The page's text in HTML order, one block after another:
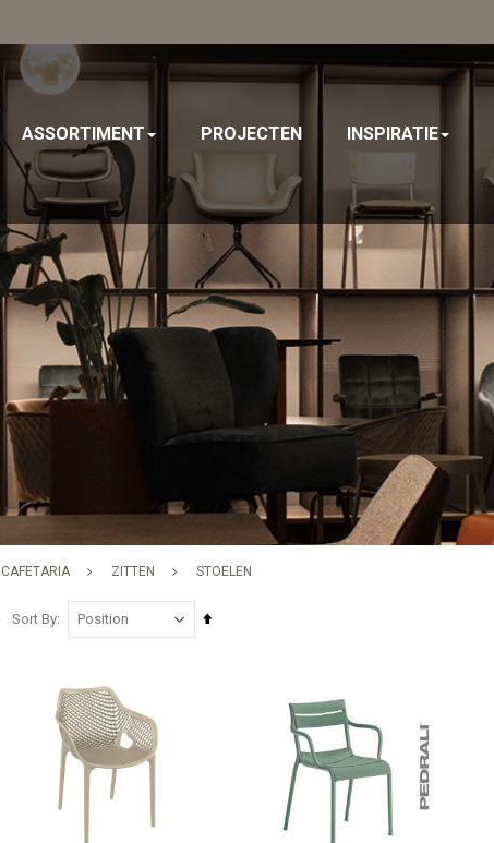
ASSORTIMENT PROJECTEN INSPIRATIE
CAFETARIA ZITTEN STOELEN
Sort By
Set